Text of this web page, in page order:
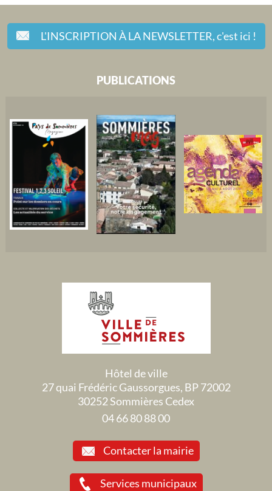
L'INSCRIPTION À LA NEWSLETTER,c'est ici !
PUBLICATIONS
Hôtel de ville
27 quai Frédéric Gaussorgues, BP 72002
30252 Sommières Cedex
04 66 80 88 00
Contacter la mairie
Services municipaux